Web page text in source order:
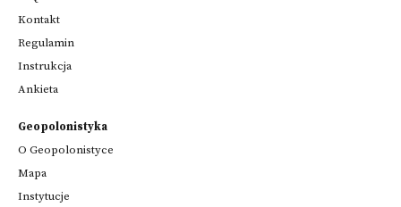
Kontakt
Regulamin
Instrukcja
Ankieta
Geopolonistyka
O Geopolonistyce
Mapa
Instytucje